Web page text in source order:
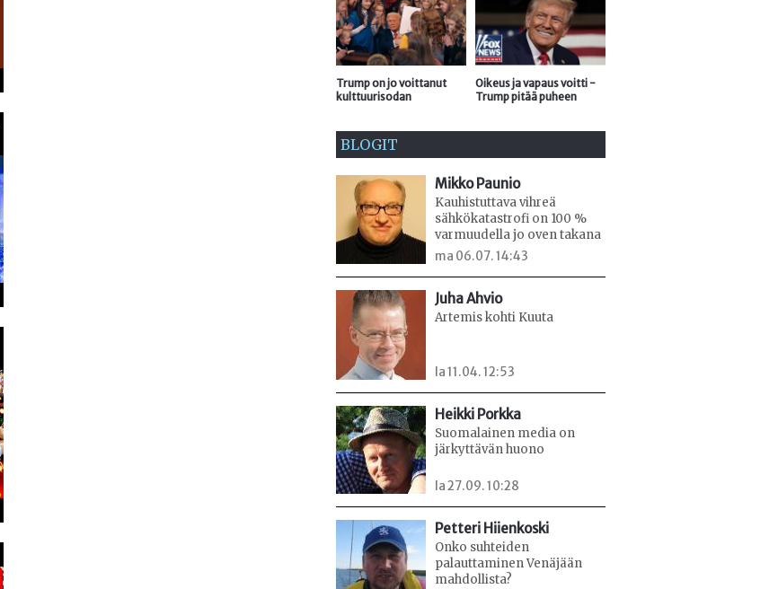
Trump on jo voittanut
kulttuurisodan
Oikeus ja vapaus voitti -
Trump pitää puheen
BLOGIT
Mikko Paunio
Kauhistuttava vihreä
sähkökatastrofi on 100 %
varmuudella jo oven takana
ma 06.07. 14:43
Juha Ahvio
Artemis kohti Kuuta
la 11.04. 12:53
Heikki Porkka
Suomalainen media on
järkyttävän huono
la 27.09. 10:28
Petteri Hiienkoski
Onko suhteiden
palauttaminen Venäjään
mahdollista?